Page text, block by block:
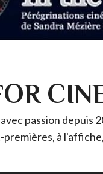
passion depuis
à